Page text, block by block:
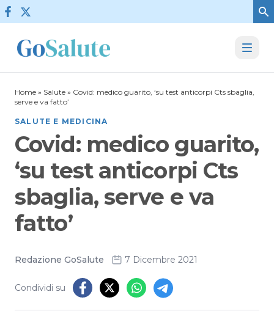
Vai al contenuto
Home » Salute » Covid: medico guarito, ‘su test anticorpi Cts sbaglia,
serve e va fatto’
SALUTE E MEDICINA
Covid: medico guarito,
‘su test anticorpi Cts
sbaglia, serve e va
fatto’
Redazione GoSalute 7 Dicembre 2021
Condividi su